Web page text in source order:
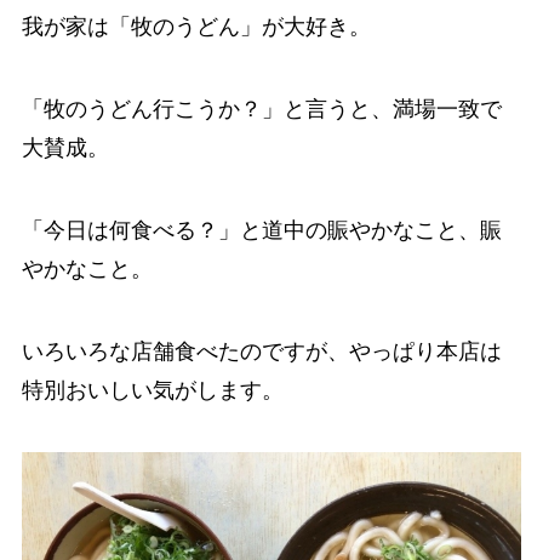
我が家は「牧のうどん」が大好き。
「牧のうどん行こうか？」と言うと、満場一致で
大賛成。
「今日は何食べる？」と道中の賑やかなこと、賑
やかなこと。
いろいろな店舗食べたのですが、やっぱり本店は
特別おいしい気がします。